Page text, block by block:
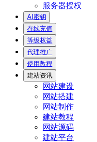
服务器授权
AI密钥
在线充值
等级权益
代理推广
使用教程
建站资讯
网站建设
网站搭建
网站制作
建站教程
网站源码
建站平台